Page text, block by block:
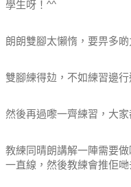
學生呀！^^
朗朗雙腳太懶惰，要畀多啲
雙腳練得攰，不如練習邊行
然後再過嚟一齊練習，大家
教練同晴朗講解一陣需要
一直線，然後教練會推佢